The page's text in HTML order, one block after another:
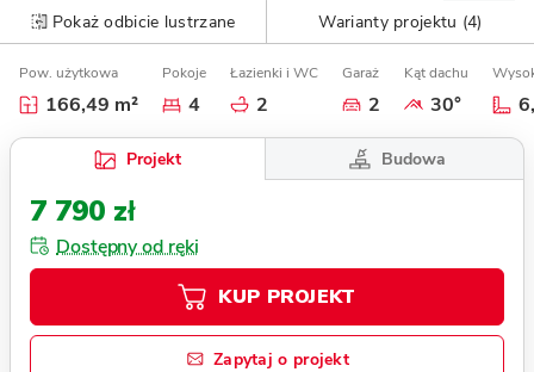
Pokaż odbicie lustrzane Warianty projektu (4)
Pow. użytkowa
166,49 m²
Pokoje
4
Łazienki i WC
2
Garaż
2
Kąt dachu
30°
Projekt Budowa
7 790 zł
Dostępny od ręki
KUP PROJEKT
Zapytaj o projekt